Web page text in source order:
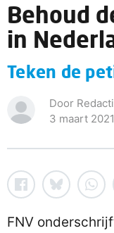
Behoud
in
Teken de
Door
3 maart 2021
FNV